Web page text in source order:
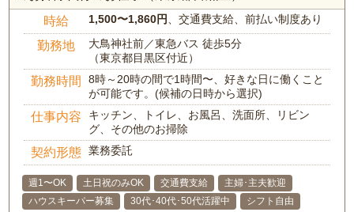
時給 1,500〜1,860円、交通費支給、前払い制度あり
勤務地
大鳥神社前／東急バス 徒歩5分
（東京都目黒区付近）
勤務時間
8時～20時の間で1時間〜、好きな日に働くこと
が可能です。(候補の日時から選択)
仕事内容
キッチン、トイレ、お風呂、洗面所、リビン
グ、その他のお掃除
契約形態 業務委託
週1〜OK 土日祝のみOK 交通費支給
主婦･主夫歓迎
ハウスキーパー募集
30代･40代･50代活躍中 シフト自由